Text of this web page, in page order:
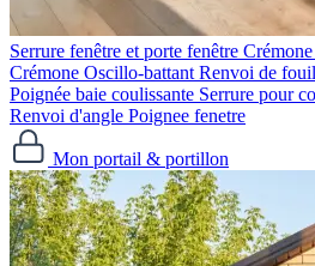
Serrure fenêtre et porte fenêtre
Crémone Oscillo-battant Renvoi de
Poignée baie coulissante Serrure pour
Renvoi d'angle Poignee fenetre
Mon portail & portillon